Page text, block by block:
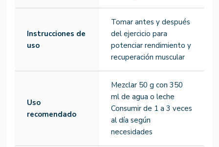
Instrucciones de
uso
Tomar antes y después
del ejercicio para
potenciar rendimiento y
recuperación muscular
Uso
recomendado
Mezclar 50 g con 350
ml de agua o leche
Consumir de 1 a 3 veces
al día según
necesidades